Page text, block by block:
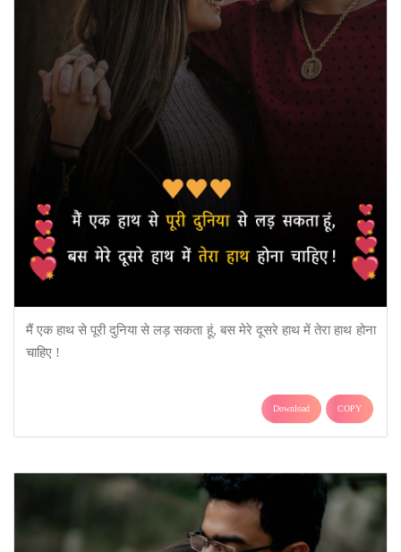
मैं एक हाथ से पूरी दुनिया से लड़ सकता हूं, बस मेरे दूसरे हाथ में तेरा हाथ होना
चाहिए !
Download COPY